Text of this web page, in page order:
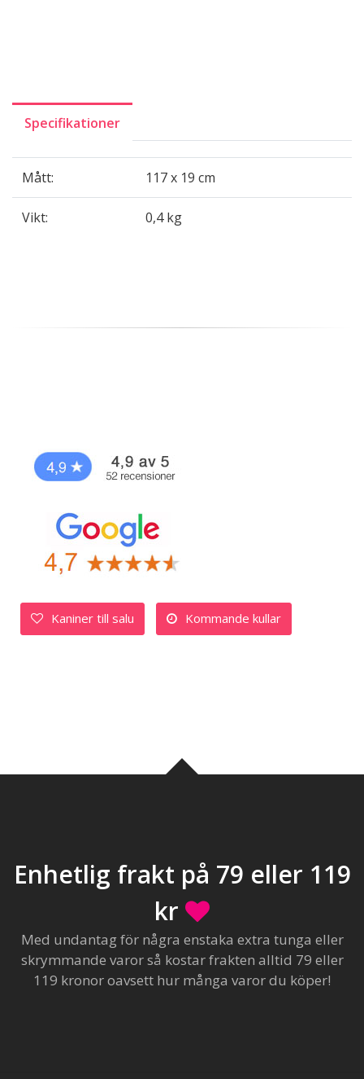
Specifikationer
Mått: 117 x 19 cm
Vikt: 0,4 kg
Kaniner till salu Kommande kullar
Enhetlig frakt på 79 eller 119
kr
Med undantag för några enstaka extra tunga eller
skrymmande varor så kostar frakten alltid 79 eller
119 kronor oavsett hur många varor du köper!